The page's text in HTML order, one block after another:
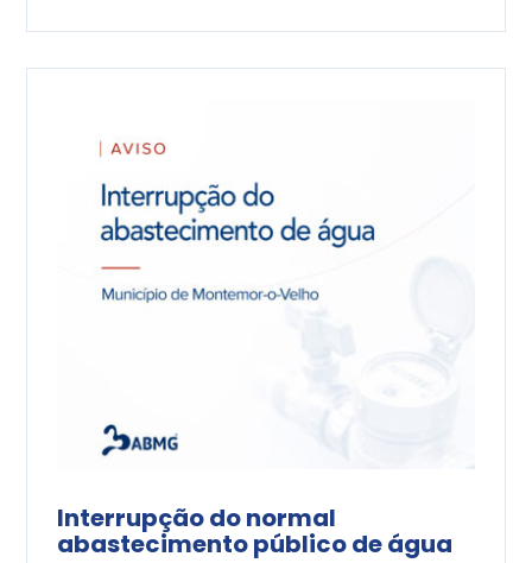
Interrupção do normal
abastecimento público de água